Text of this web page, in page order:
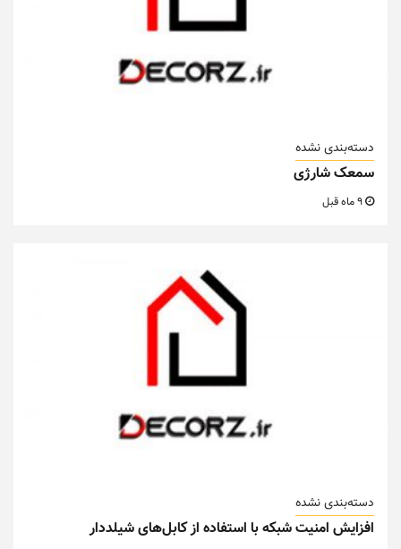
دسته‌بندی نشده
سمعک شارژی
دسته‌بندی نشده
افزایش امنیت شبکه با استفاده از کابل‌های شیلددار